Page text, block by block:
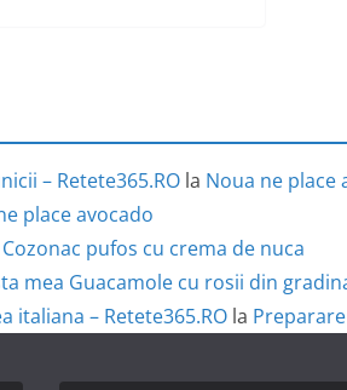
– Retete365.RO la Noua ne place
place avocado
Cozonac pufos cu crema de nuca
mea Guacamole cu rosii din
italiana – Retete365.RO la